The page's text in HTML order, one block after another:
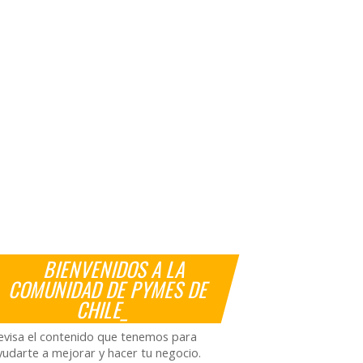
BIENVENIDOS A LA
COMUNIDAD DE PYMES DE
CHILE_
el contenido que tenemos para
a mejorar y hacer tu negocio.